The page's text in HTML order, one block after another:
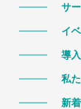
サ
イ
導
私
新